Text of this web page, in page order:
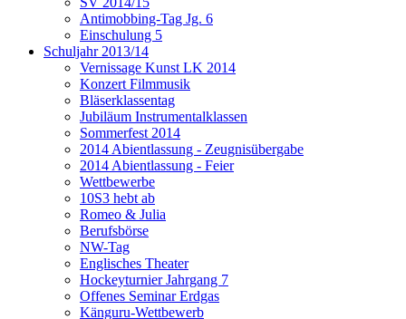
Antimobbing-Tag Jg. 6
Einschulung 5
Schuljahr 2013/14
Vernissage Kunst LK 2014
Konzert Filmmusik
Bläserklassentag
Jubiläum Instrumentalklassen
Sommerfest 2014
2014 Abientlassung - Zeugnisübergabe
2014 Abientlassung - Feier
Wettbewerbe
10S3 hebt ab
Romeo & Julia
Berufsbörse
NW-Tag
Englisches Theater
Hockeyturnier Jahrgang 7
Offenes Seminar Erdgas
Känguru-Wettbewerb